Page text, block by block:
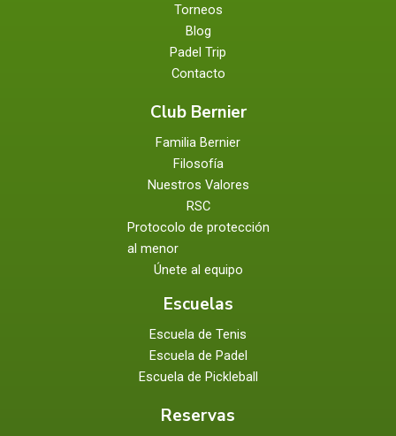
Torneos
Blog
Padel Trip
Contacto
Club Bernier
Familia Bernier
Filosofía
Nuestros Valores
RSC
Protocolo de protección
al menor
Únete al equipo
Escuelas
Escuela de Tenis
Escuela de Padel
Escuela de Pickleball
Reservas